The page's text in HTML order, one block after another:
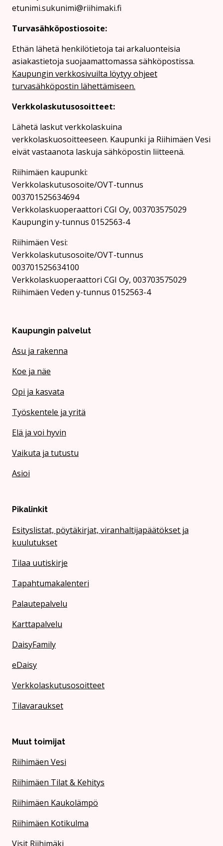
etunimi.sukunimi@riihimaki.fi
Turvasähköpostiosoite:
Ethän lähetä henkilötietoja tai arkaluonteisia
asiakastietoja suojaamattomassa sähköpostissa.
Kaupungin verkkosivuilta löytyy ohjeet
turvasähköpostin lähettämiseen.
Verkkolaskutusosoitteet:
Lähetä laskut verkkolaskuina
verkkolaskuosoitteeseen. Kaupunki ja Riihimäen Vesi
eivät vastaanota laskuja sähköpostin liitteenä.
Riihimäen kaupunki:
Verkkolaskutusosoite/OVT-tunnus
003701525634694
Verkkolaskuoperaattori CGI Oy, 003703575029
Kaupungin y-tunnus 0152563-4
Rii­hi­mäen Vesi:
Verkkolaskutusosoite/OVT-tunnus
003701525634100
Verkkolaskuoperaattori CGI Oy, 003703575029
Riihimäen Veden y-tunnus 0152563-4
Kaupungin palvelut
Asu ja rakenna
Koe ja näe
Opi ja kasvata
Työskentele ja yritä
Elä ja voi hyvin
Vaikuta ja tutustu
Asioi
Pikalinkit
Esityslistat, pöytäkirjat, viranhaltijapäätökset ja
kuulutukset
Tilaa uutiskirje
Tapahtumakalenteri
Palautepalvelu
Karttapalvelu
DaisyFamily
eDaisy
Verkkolaskutusosoitteet
Tilavaraukset
Muut toimijat
Riihimäen Vesi
Riihimäen Tilat & Kehitys
Riihimäen Kaukolämpö
Riihimäen Kotikulma
Visit Riihimäki